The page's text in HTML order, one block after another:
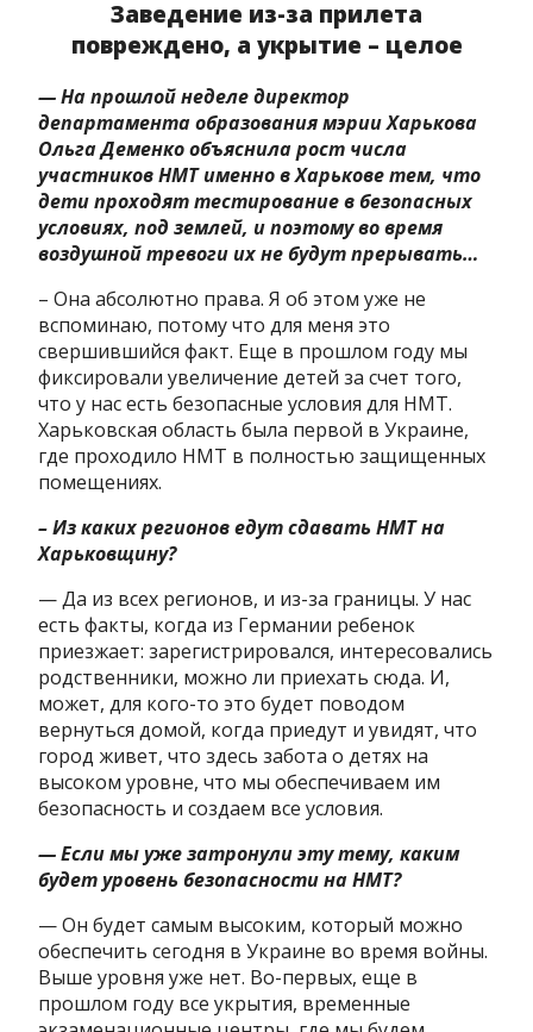
Заведение из-за прилета
повреждено, а укрытие – целое
— На прошлой неделе директор
департамента образования мэрии Харькова
Ольга Деменко объяснила рост числа
участников НМТ именно в Харькове тем, что
дети проходят тестирование в безопасных
условиях, под землей, и поэтому во время
воздушной тревоги их не будут прерывать…
– Она абсолютно права. Я об этом уже не
вспоминаю, потому что для меня это
свершившийся факт. Еще в прошлом году мы
фиксировали увеличение детей за счет того,
что у нас есть безопасные условия для НМТ.
Харьковская область была первой в Украине,
где проходило НМТ в полностью защищенных
помещениях.
– Из каких регионов едут сдавать НМТ на
Харьковщину?
— Да из всех регионов, и из-за границы. У нас
есть факты, когда из Германии ребенок
приезжает: зарегистрировался, интересовались
родственники, можно ли приехать сюда. И,
может, для кого-то это будет поводом
вернуться домой, когда приедут и увидят, что
город живет, что здесь забота о детях на
высоком уровне, что мы обеспечиваем им
безопасность и создаем все условия.
— Если мы уже затронули эту тему, каким
будет уровень безопасности на НМТ?
— Он будет самым высоким, который можно
обеспечить сегодня в Украине во время войны.
Выше уровня уже нет. Во-первых, еще в
прошлом году все укрытия, временные